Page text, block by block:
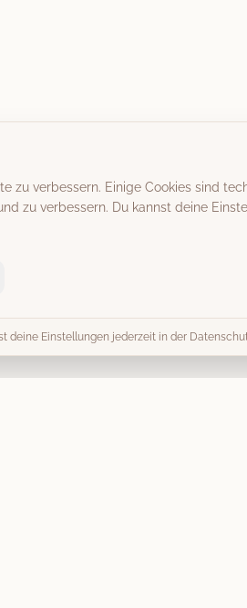
zu verbessern. Einige Cookies sind
zu verbessern. Du kannst deine
deine Einstellungen jederzeit in der